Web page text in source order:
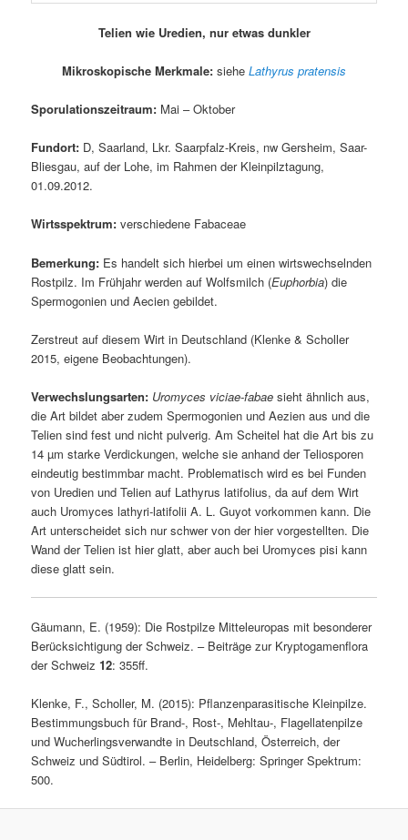
Telien wie Uredien, nur etwas dunkler
Mikroskopische Merkmale: siehe Lathyrus pratensis
Sporulationszeitraum: Mai – Oktober
Fundort: D, Saarland, Lkr. Saarpfalz-Kreis, nw Gersheim, Saar-
Bliesgau, auf der Lohe, im Rahmen der Kleinpilztagung,
01.09.2012.
Wirtsspektrum: verschiedene Fabaceae
Bemerkung: Es handelt sich hierbei um einen wirtswechselnden
Rostpilz. Im Frühjahr werden auf Wolfsmilch (Euphorbia) die
Spermogonien und Aecien gebildet.
Zerstreut auf diesem Wirt in Deutschland (Klenke & Scholler
2015, eigene Beobachtungen).
Verwechslungsarten: Uromyces viciae-fabae sieht ähnlich aus,
die Art bildet aber zudem Spermogonien und Aezien aus und die
Telien sind fest und nicht pulverig. Am Scheitel hat die Art bis zu
14 µm starke Verdickungen, welche sie anhand der Teliosporen
eindeutig bestimmbar macht. Problematisch wird es bei Funden
von Uredien und Telien auf Lathyrus latifolius, da auf dem Wirt
auch Uromyces lathyri-latifolii A. L. Guyot vorkommen kann. Die
Art unterscheidet sich nur schwer von der hier vorgestellten. Die
Wand der Telien ist hier glatt, aber auch bei Uromyces pisi kann
diese glatt sein.
Gäumann, E. (1959): Die Rostpilze Mitteleuropas mit besonderer
Berücksichtigung der Schweiz. – Beiträge zur Kryptogamenflora
der Schweiz12: 355ff.
Klenke, F., Scholler, M. (2015): Pflanzenparasitische Kleinpilze.
Bestimmungsbuch für Brand-, Rost-, Mehltau-, Flagellatenpilze
und Wucherlingsverwandte in Deutschland, Österreich, der
Schweiz und Südtirol. – Berlin, Heidelberg: Springer Spektrum:
500.